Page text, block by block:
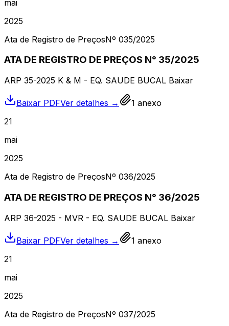
mai
2025
Ata de Registro de PreçosNº 035/2025
ATA DE REGISTRO DE PREÇOS N° 35/2025
ARP 35-2025 K & M - EQ. SAUDE BUCAL Baixar
Baixar PDFVer detalhes → 1 anexo
21
mai
2025
Ata de Registro de PreçosNº 036/2025
ATA DE REGISTRO DE PREÇOS N° 36/2025
ARP 36-2025 - MVR - EQ. SAUDE BUCAL Baixar
Baixar PDFVer detalhes → 1 anexo
21
mai
2025
Ata de Registro de PreçosNº 037/2025